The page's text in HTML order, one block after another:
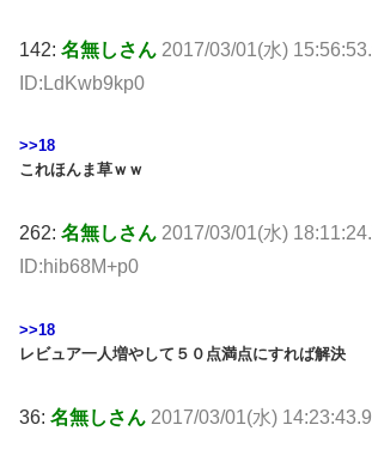
142: 名無しさん 2017/03/01(水)
ID:LdKwb9kp0
>>18
これほんま草ｗｗ
262: 名無しさん 2017/03/01(水)
ID:hib68M+p0
>>18
レビュア一人増やして５０点満点にすれば解決
36: 名無しさん 2017/03/01(水)